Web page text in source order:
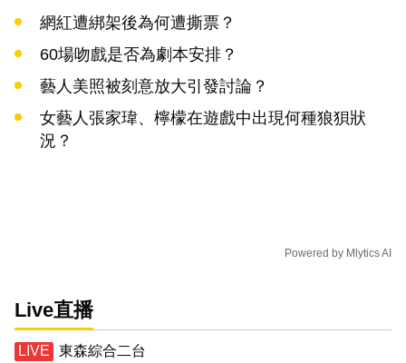
網紅遭綁架後為何遭撕票？
60場吻戲是否為劇本安排？
藝人美照被刻意放大引發討論？
女藝人張家瑋、檸檬在遊戲中出現何種狼狽狀
況？
Powered by Mlytics AI
Live直播
東森綜合二台